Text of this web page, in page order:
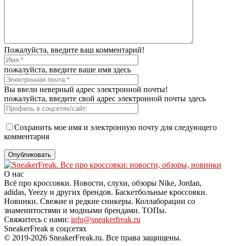
Пожалуйста, введите ваш комментарий!
пожалуйста, введите ваше имя здесь
Вы ввели неверный адрес электронной почты!
пожалуйста, введите свой адрес электронной почты здесь
Сохранить мое имя и электронную почту для следующего
комментария
О нас
Всё про кроссовки. Новости, слухи, обзоры Nike, Jordan,
adidas, Yeezy и других брендов. Баскетбольные кроссовки.
Новинки. Свежие и редкие сникеры. Коллаборации со
знаменитостями и модными брендами. ТОПы.
Свяжитесь с нами: info@sneakerfreak.ru
SneakerFreak в соцсетях
© 2019-2026 SneakerFreak.ru. Все права защищены.